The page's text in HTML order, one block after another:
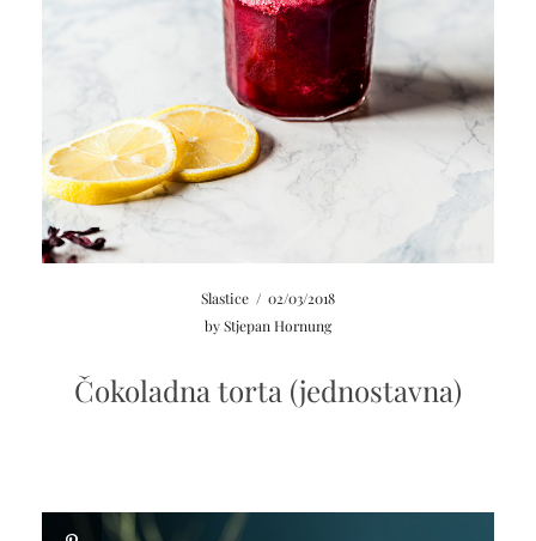
Slastice / 02/03/2018
byStjepan Hornung
Čokoladna torta (jednostavna)